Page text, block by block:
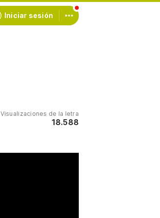
Iniciar sesión
Visualizaciones de la letra
18.588